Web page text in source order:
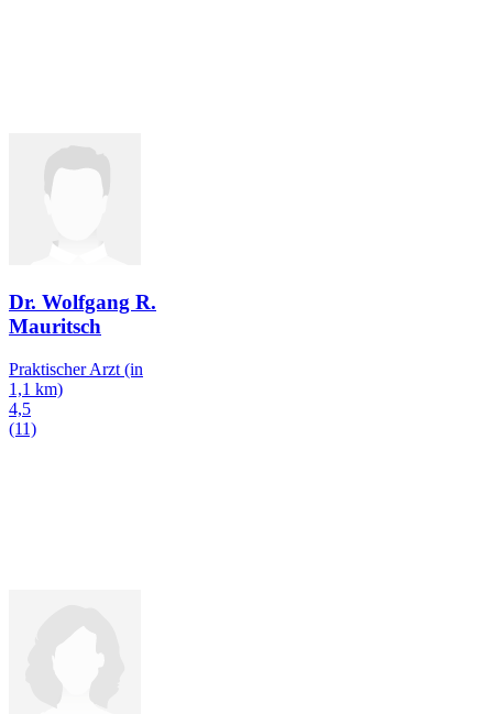
Dr. Wolfgang R.
Mauritsch
Praktischer Arzt (in
1,1 km)
4,5
(11)